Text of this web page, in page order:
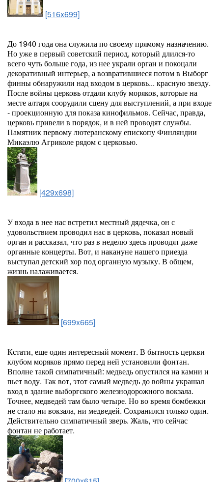
[516x699]
До 1940 года она служила по своему прямому назначению.
Но уже в первый советский период, который длился-то
всего чуть больше года, из нее украли орган и покоцали
декоративный интерьер, а возвратившиеся потом в Выборг
финны обнаружили над входом в церковь... красную звезду.
После войны церковь отдали клубу моряков, которые на
месте алтаря соорудили сцену для выступлений, а при входе
- проекционную для показа кинофильмов. Сейчас, правда,
церковь привели в порядок, и в ней проводят службы.
Памятник первому лютеранскому епископу Финляндии
Микаэлю Агриколе рядом с церковью.
[429x698]
У входа в нее нас встретил местный дядечка, он с
удовольствием проводил нас в церковь, показал новый
орган и рассказал, что раз в неделю здесь проводят даже
органные концерты. Вот, и накануне нашего приезда
выступал детский хор под органную музыку. В общем,
жизнь налаживается.
[699x665]
Кстати, еще один интересный момент. В бытность церкви
клубом моряков прямо перед ней установили фонтан.
Вполне такой симпатичный: медведь опустился на камни и
пьет воду. Так вот, этот самый медведь до войны украшал
вход в здание выборгского железнодорожного вокзала.
Точнее, медведей там было четыре. Но во время бомбежки
не стало ни вокзала, ни медведей. Сохранился только один.
Действительно симпатичный зверь. Жаль, что сейчас
фонтан не работает.